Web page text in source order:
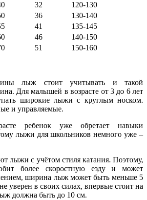
32
120-130
36
130-140
41
135-145
46
140-150
51 150-160
лыж стоит учитывать и такой
Для малышей в возрасте от 3 до 6 лет
широкие лыжи с круглым носком.
и управляемые.
ребенок уже обретает навыки
лыжи для школьников немного уже –
лыжи с учётом стиля катания. Поэтому,
более скоростную езду и может
ширина лыж может быть меньше 5
уверен в своих силах, впервые стоит на
должна быть до 10 см.